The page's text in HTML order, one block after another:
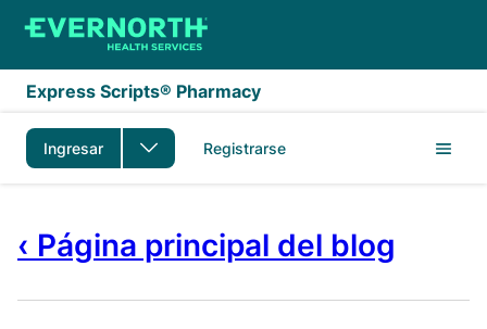
Saltar al contenido principal
Express Scripts® Pharmacy
Ingresar Registrarse
‹ Página principal del blog